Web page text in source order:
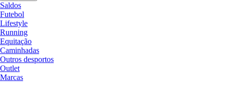
Saldos
Futebol
Lifestyle
Running
Equitação
Caminhadas
Outros desportos
Outlet
Marcas